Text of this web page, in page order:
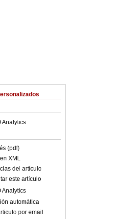
Analytics
(pdf)
XML
del artículo
este artículo
Analytics
automática
por email